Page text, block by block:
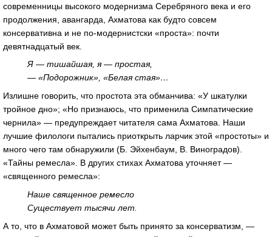
современницы высокого модернизма Серебряного века и его
продолжения, авангарда, Ахматова как будто совсем
консервативна и не по-модернистски «проста»: почти
девятнадцатый век.
Я — тишайшая, я — простая,
— «Подорожник», «Белая стая»…
Излишне говорить, что простота эта обманчива: «У шкатулки
тройное дно»; «Но признаюсь, что применила Симпатические
чернила» — предупреждает читателя сама Ахматова. Наши
лучшие филологи пытались приоткрыть ларчик этой «простоты» и
много чего там обнаружили (Б. Эйхенбаум, В. Виноградов).
«Тайны ремесла». В других стихах Ахматова уточняет —
«священного ремесла»:
Наше священное ремесло
Существует тысячи лет.
А то, что в Ахматовой может быть принято за консерватизм, —